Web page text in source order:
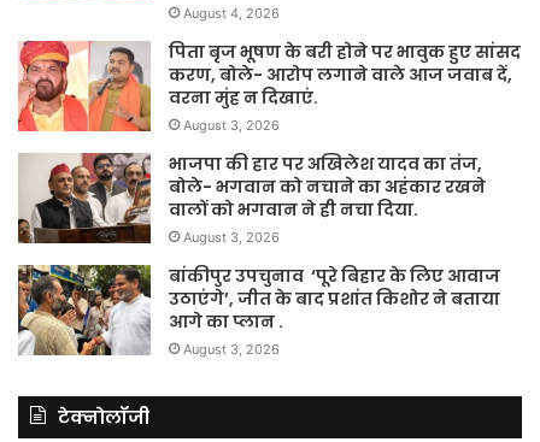
August 4, 2026
पिता बृज भूषण के बरी होने पर भावुक हुए सांसद
करण, बोले- आरोप लगाने वाले आज जवाब दें,
वरना मुंह न दिखाएं.
August 3, 2026
भाजपा की हार पर अखिलेश यादव का तंज,
बोले- भगवान को नचाने का अहंकार रखने
वालों को भगवान ने ही नचा दिया.
August 3, 2026
बांकीपुर उपचुनाव ‘पूरे बिहार के लिए आवाज
उठाएंगे’, जीत के बाद प्रशांत किशोर ने बताया
आगे का प्लान .
August 3, 2026
टेक्नोलॉजी